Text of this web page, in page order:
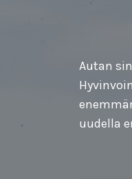
Autan
uudella